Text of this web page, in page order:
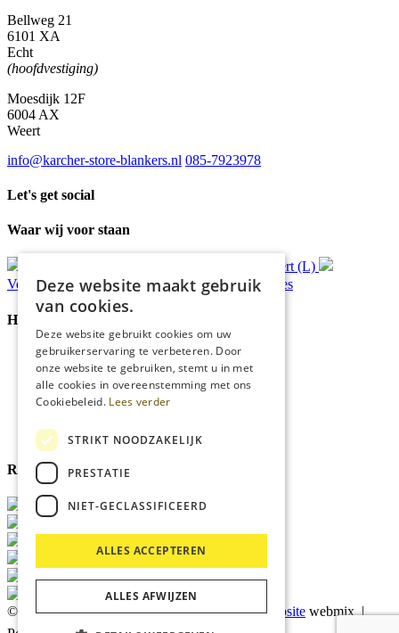
Bellweg 21
6101 XA
Echt
(hoofdvestiging)
Moesdijk 12F
6004 AX
Weert
info@karcher-store-blankers.nl 085-7923978
Let's get social
Waar wij voor staan
Ophalen in Echt of Weert (L)
Verzondenbinnen 48 uur* Persoonlijkadvies
Handige Links
Home
Klantenservice
Over ons
Blog
Cookies
Reviewmerk
© 2026 Kärcher Store Blankers |Maatwerk website webmix |
Deze website maakt gebruik
van cookies.
Deze website gebruikt cookies om uw
gebruikerservaring te verbeteren. Door
onze website te gebruiken, stemt u in met
alle cookies in overeenstemming met ons
Cookiebeleid. Lees verder
STRIKT NOODZAKELIJK
PRESTATIE
NIET-GECLASSIFICEERD
ALLES ACCEPTEREN
ALLES AFWIJZEN